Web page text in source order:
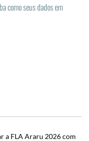
como seus dados em
a FLA Araru 2026 com